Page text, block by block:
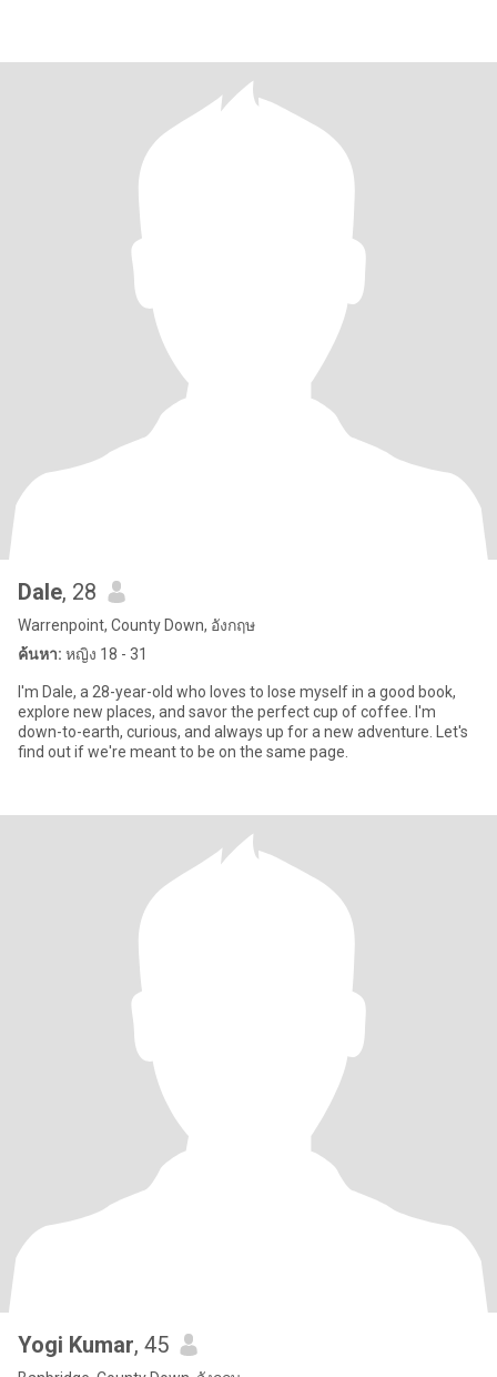
Dale, 28
Warrenpoint, County Down, อังกฤษ
ค้นหา: หญิง 18 - 31
I'm Dale, a 28-year-old who loves to lose myself in a good book,
explore new places, and savor the perfect cup of coffee. I'm
down-to-earth, curious, and always up for a new adventure. Let's
find out if we're meant to be on the same page.
Yogi Kumar, 45